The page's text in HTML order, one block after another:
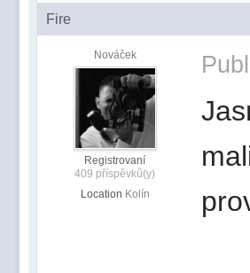
Fire
Nováček
Registrovaní
409 příspěvků(y)
Location Kolín